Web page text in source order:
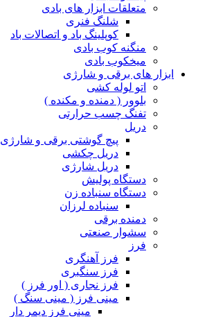
متعلقات ابزار های بادی
شلنگ فنری
کوپلینگ باد و اتصالات باد
منگنه کوب بادی
میخکوب بادی
ابزار های برقی و شارژی
اتو لوله کشی
بلوور ( دمنده و مکنده )
تفنگ چسب حرارتی
دریل
پیچ گوشتی برقی و شارژی
دریل چکشی
دریل شارژی
دستگاه پولیش
دستگاه سنباده زن
سنباده لرزان
دمنده برقی
سشوار صنعتی
فرز
فرز آهنگری
فرز سنگبری
فرز نجاری ( اور فرز )
مینی فرز ( مینی سنگ )
مینی فرز دیمر دار